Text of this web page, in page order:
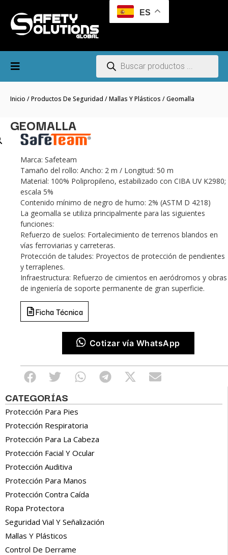
ES
Inicio /Productos De Seguridad /Mallas Y Plásticos / Geomalla
CATEGORÍAS
Protección Para Pies
Protección Respiratoria
Protección Para La Cabeza
Protección Facial Y Ocular
Protección Auditiva
Protección Para Manos
Protección Contra Caída
Ropa Protectora
Seguridad Vial Y Señalización
Mallas Y Plásticos
Control De Derrame
GEOMALLA
Marca: Safeteam
Tamaño del rollo: Ancho: 2 m / Longitud: 50 m
Material: 100% Polipropileno, estabilizado con CIBA UV K2980;
escala 5%
Contenido mínimo de negro de humo: 2% (ASTM D 4218)
La geomalla se utiliza principalmente para las siguientes
funciones:
Refuerzo de suelos: Fortalecimiento de terrenos blandos en
vías ferroviarias y carreteras.
Protección de taludes: Proyectos de protección de pendientes
y terraplenes.
Infraestructura: Refuerzo de cimientos en aeródromos y obras
de ingeniería de soporte permanente de gran superficie.
Ficha Técnica
Cotizar vía WhatsApp